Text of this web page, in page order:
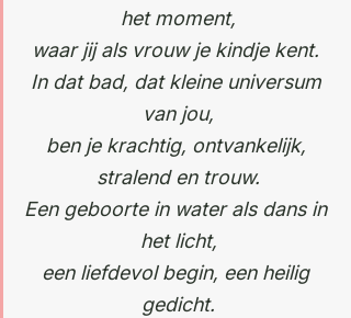
het moment,
waar jij als vrouw je kindje kent.
In dat bad, dat kleine universum
van jou,
ben je krachtig, ontvankelijk,
stralend en trouw.
Een geboorte in water als dans in
het licht,
een liefdevol begin, een heilig
gedicht.